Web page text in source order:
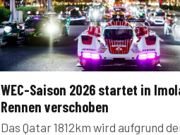
WEC-Saison 2026 startet in
Rennen verschoben
Das Qatar 1812km wird aufgrund